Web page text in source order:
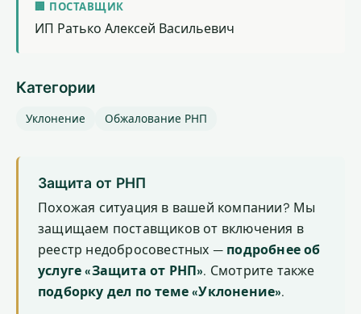
🏢 ПОСТАВЩИК
ИП Ратько Алексей Васильевич
Категории
Уклонение Обжалование РНП
Защита от РНП
Похожая ситуация в вашей компании? Мы
защищаем поставщиков от включения в
реестр недобросовестных — подробнее об
услуге «Защита от РНП». Смотрите также
подборку дел по теме «Уклонение».